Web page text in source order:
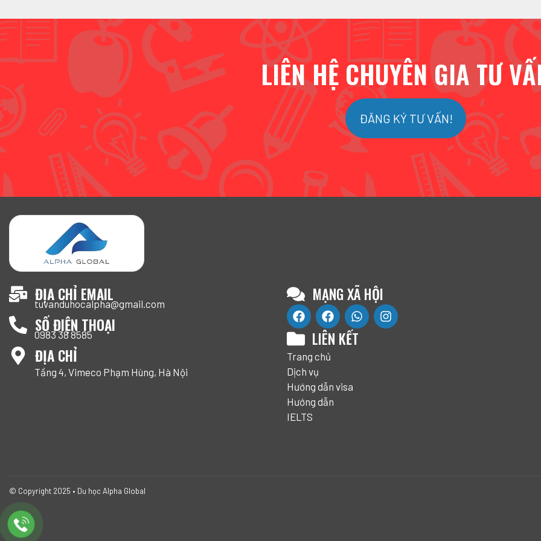
LIÊN HỆ CHUYÊN GIA TƯ
ĐĂNG KÝ TƯ VẤN!
ĐỊA CHỈ EMAIL
tuvanduhocalpha@gmail.com
SỐ ĐIỆN THOẠI
0983 38 8585
ĐỊA CHỈ
Tầng 4, Vimeco Phạm Hùng, Hà Nội
MẠNG XÃ HỘI
LIÊN KẾT
Trang chủ
Dịch vụ
Hướng dẫn visa
Hướng dẫn
IELTS
© Copyright 2025 • Du học Alpha Global